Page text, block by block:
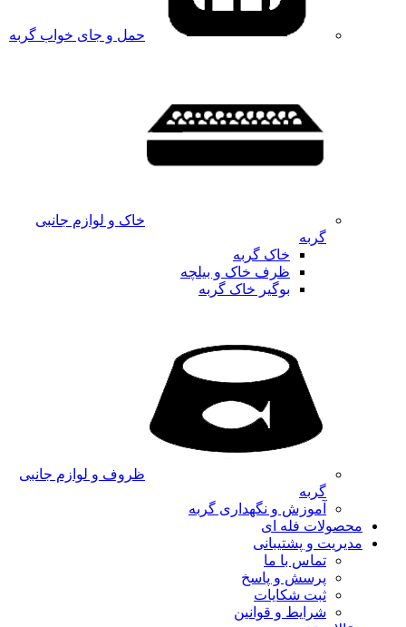
حمل و جای خواب گربه
خاک و لوازم جانبی
گربه
خاک گربه
ظرف خاک و بیلچه
بوگیر خاک گربه
ظروف و لوازم جانبی
گربه
آموزش و نگهداری گربه
محصولات فله ای
مدیریت و پشتیبانی
تماس با ما
پرسش و پاسخ
ثبت شکایات
شرایط و قوانین